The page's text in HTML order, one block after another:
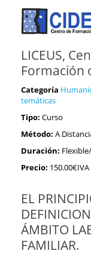
LICEUS,
Formación
Categoría
temáticas
Tipo: Curso
Método: A
Duración:
Precio:
EL
ÁMBITO
FAMILIAR.